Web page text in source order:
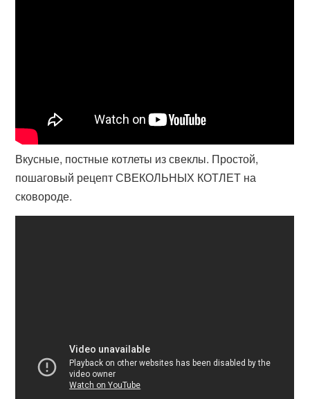
Вкусные, постные котлеты из свеклы. Простой,
пошаговый рецепт СВЕКОЛЬНЫХ КОТЛЕТ на
сковороде.